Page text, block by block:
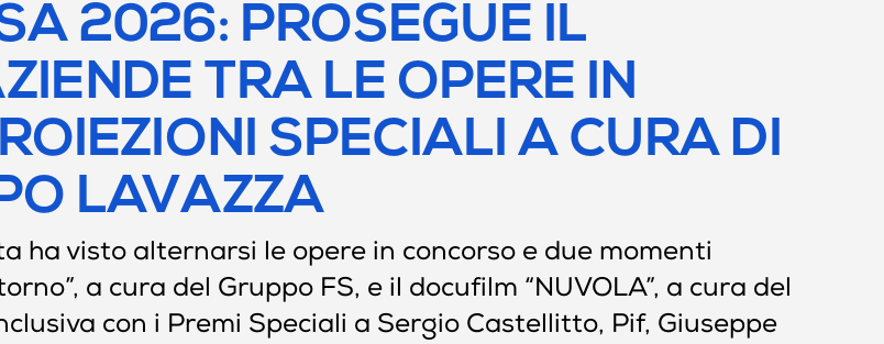
2026: PROSEGUE IL
TRA LE OPERE IN
SPECIALI A CURA DI
LAVAZZA
ha visto alternarsi le opere in concorso e due momenti
a cura del Gruppo FS, e il docufilm “NUVOLA”, a cura del
con i Premi Speciali a Sergio Castellitto, Pif, Giuseppe